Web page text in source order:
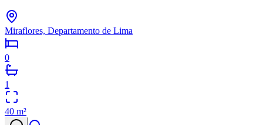
Miraflores, Departamento de Lima
0
1
40 m²